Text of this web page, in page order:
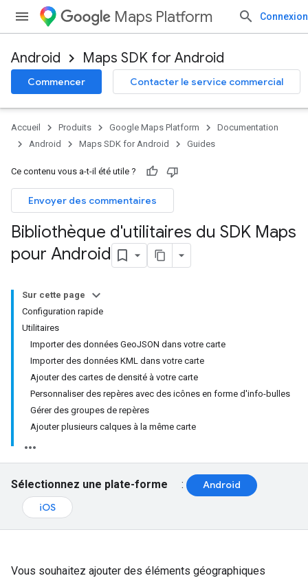
Maps Platform Connexion
Android Maps SDK for Android
Commencer Contacter le service commercial
Accueil Produits Google Maps Platform
Documentation
Android
Maps SDK for Android Guides
Ce contenu vous a-t-il été utile ?
Envoyer des commentaires
Bibliothèque d'utilitaires du SDK Maps
pour Android
Sur cette page
Configuration rapide
Utilitaires
Importer des données GeoJSON dans votre carte
Importer des données KML dans votre carte
Ajouter des cartes de densité à votre carte
Personnaliser des repères avec des icônes en forme d'info-bulles
Gérer des groupes de repères
Ajouter plusieurs calques à la même carte
Sélectionnez une plate-forme :
Android
iOS
Vous souhaitez ajouter des éléments géographiques